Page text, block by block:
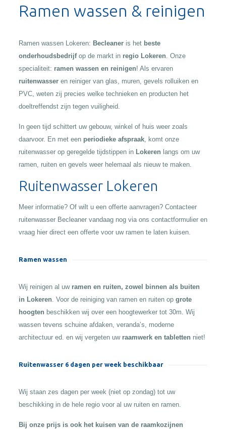
Ramen wassen & reinigen
Ramen wassen Lokeren: Becleaneris het beste
onderhoudsbedrijfop de markt in regio Lokeren. Onze
specialiteit: ramen wassen en reinigen! Als ervaren
ruitenwasseren reiniger van glas, muren, gevels rolluiken en
PVC, weten zij precies welke technieken en producten het
doeltreffendst zijn tegen vuiligheid.
In geen tijd schittert uw gebouw, winkel of huis weer zoals
daarvoor. En met een periodieke afspraak, komt onze
ruitenwasser op geregelde tijdstippen in Lokeren langs om uw
ramen, ruiten en gevels weer helemaal als nieuw te maken.
Ruitenwasser Lokeren
Meer informatie? Of wilt u een offerte aanvragen? Contacteer
ruitenwasser Becleaner vandaag nog via ons contactformulier en
vraag hier direct een offerte voor uw ramen te laten kuisen.
Ramen wassen
Wij reinigen al uw ramen en ruiten, zowel binnen als buiten
in Lokeren. Voor de reiniging van ramen en ruiten op grote
hoogten beschikken wij over een hoogtewerker tot 30m. Wij
wassen tevens schuine afdaken, veranda’s, moderne
architectuur ed. en wij vergeten uw raamwerk en tabletten niet!
Ruitenwasser 6 dagen per week beschikbaar
Wij staan zes dagen per week (niet op zondag) tot uw
beschikking in de hele regio voor al uw ruiten en ramen.
Bij onze prijs is ook het kuisen van de raamkozijnen